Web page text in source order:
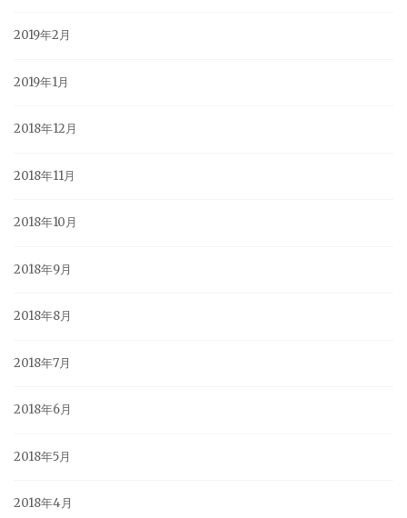
2019年2月
2019年1月
2018年12月
2018年11月
2018年10月
2018年9月
2018年8月
2018年7月
2018年6月
2018年5月
2018年4月